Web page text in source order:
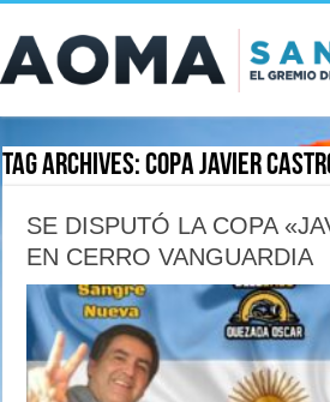
Tag Archives:copa Javier
SE DISPUTÓ LA COPA
EN CERRO VANGUARDIA